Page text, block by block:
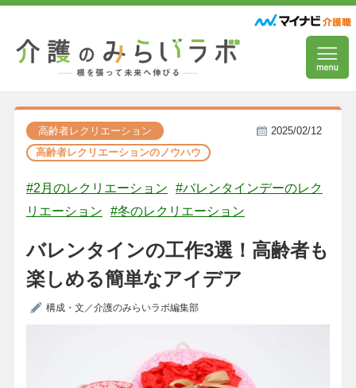
高齢者レクリエーション
高齢者レクリエーションのノウハウ
2025/02/12
#2月のレクリエーション
#バレンタインデーのレク
リエーション
#冬のレクリエーション
バレンタインの工作3選！高齢者も
楽しめる簡単なアイデア
構成・文／介護のみらいラボ編集部